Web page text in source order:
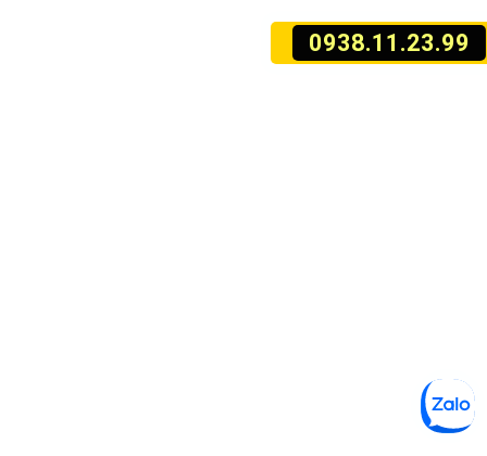
0938.11.23.99